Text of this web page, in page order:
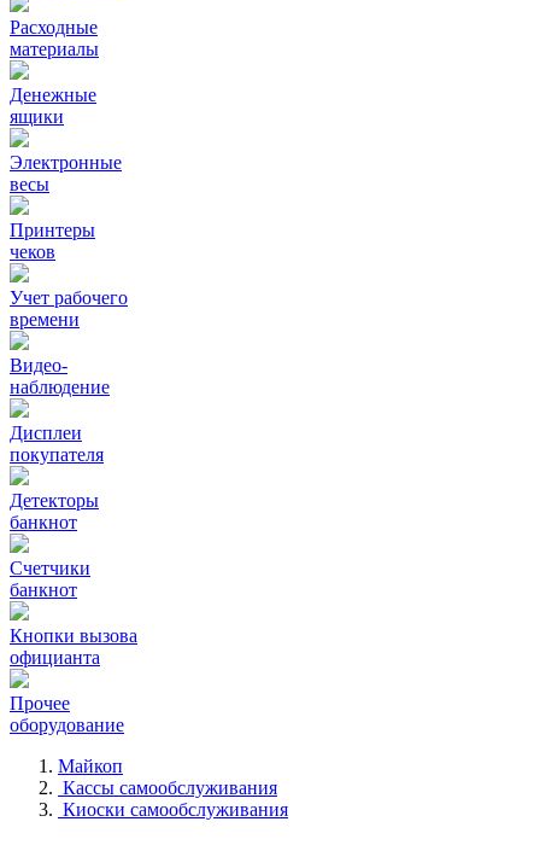
Расходные
материалы
Денежные
ящики
Электронные
весы
Принтеры
чеков
Учет рабочего
времени
Видео‑
наблюдение
Дисплеи
покупателя
Детекторы
банкнот
Счетчики
банкнот
Кнопки вызова
официанта
Прочее
оборудование
Майкоп
Кассы самообслуживания
Киоски самообслуживания